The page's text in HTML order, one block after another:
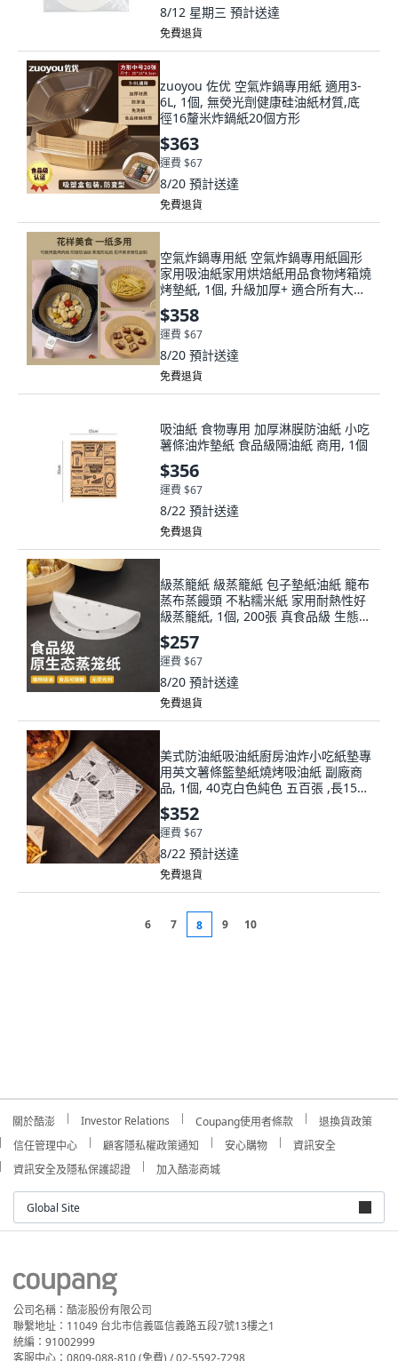
8/12 星期三 預計送達
免費退貨
zuoyou 佐优 空氣炸鍋專用紙 適用3-
6L, 1個, 無熒光劑健康硅油紙材質,底
徑16釐米炸鍋紙20個方形
$363
運費 $67
8/20 預計送達
免費退貨
空氣炸鍋專用紙 空氣炸鍋專用紙圓形
家用吸油紙家用烘焙紙用品食物烤箱燒
烤墊紙, 1個, 升級加厚+ 適合所有大小
鍋型 ,量少無優惠 試用裝 25贈24
$358
運費 $67
8/20 預計送達
免費退貨
吸油紙 食物專用 加厚淋膜防油紙 小吃
薯條油炸墊紙 食品級隔油紙 商用, 1個
$356
運費 $67
8/22 預計送達
免費退貨
級蒸籠紙 級蒸籠紙 包子墊紙油紙 籠布
蒸布蒸饅頭 不粘糯米紙 家用耐熱性好
級蒸籠紙, 1個, 200張 真食品級 生態紙
漿 無熒光,21.6釐米 中
$257
運費 $67
8/20 預計送達
免費退貨
美式防油紙吸油紙廚房油炸小吃紙墊專
用英文薯條籃墊紙燒烤吸油紙 副廠商
品, 1個, 40克白色純色 五百張 ,長15*
寬15cm
$352
運費 $67
8/22 預計送達
免費退貨
6 7 8 9 10
關於酷澎 Investor Relations Coupang使用者條款
退換貨政策
信任管理中心
顧客隱私權政策通知 安心購物
資訊安全
資訊安全及隱私保護認證
加入酷澎商城
Global Site
公司名稱：酷澎股份有限公司
聯繫地址：11049 台北市信義區信義路五段7號13樓之1
統編：91002999
客服中心：0809-088-810 (免費) / 02-5592-7298